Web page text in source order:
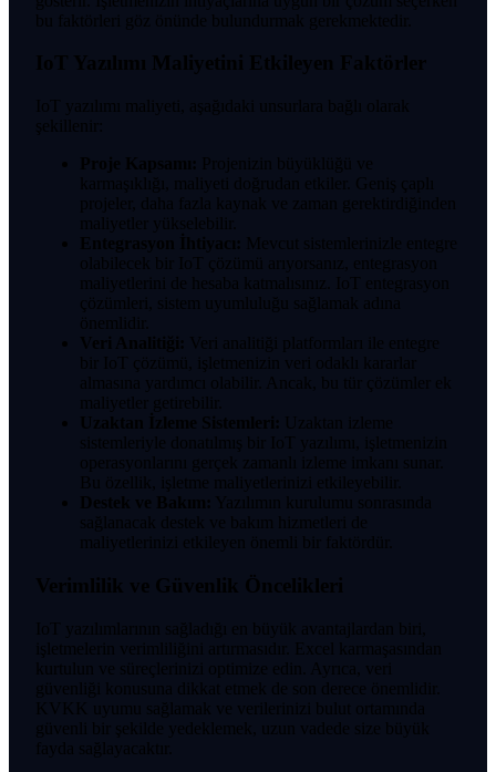
bu faktörleri göz önünde bulundurmak gerekmektedir.
IoT Yazılımı Maliyetini Etkileyen Faktörler
IoT yazılımı maliyeti, aşağıdaki unsurlara bağlı olarak
şekillenir:
Proje Kapsamı: Projenizin büyüklüğü ve
karmaşıklığı, maliyeti doğrudan etkiler. Geniş çaplı
projeler, daha fazla kaynak ve zaman gerektirdiğinden
maliyetler yükselebilir.
Entegrasyon İhtiyacı: Mevcut sistemlerinizle entegre
olabilecek bir IoT çözümü arıyorsanız, entegrasyon
maliyetlerini de hesaba katmalısınız. IoT entegrasyon
çözümleri, sistem uyumluluğu sağlamak adına
önemlidir.
Veri Analitiği: Veri analitiği platformları ile entegre
bir IoT çözümü, işletmenizin veri odaklı kararlar
almasına yardımcı olabilir. Ancak, bu tür çözümler ek
maliyetler getirebilir.
Uzaktan İzleme Sistemleri: Uzaktan izleme
sistemleriyle donatılmış bir IoT yazılımı, işletmenizin
operasyonlarını gerçek zamanlı izleme imkanı sunar.
Bu özellik, işletme maliyetlerinizi etkileyebilir.
Destek ve Bakım: Yazılımın kurulumu sonrasında
sağlanacak destek ve bakım hizmetleri de
maliyetlerinizi etkileyen önemli bir faktördür.
Verimlilik ve Güvenlik Öncelikleri
IoT yazılımlarının sağladığı en büyük avantajlardan biri,
işletmelerin verimliliğini artırmasıdır. Excel karmaşasından
kurtulun ve süreçlerinizi optimize edin. Ayrıca, veri
güvenliği konusuna dikkat etmek de son derece önemlidir.
KVKK uyumu sağlamak ve verilerinizi bulut ortamında
güvenli bir şekilde yedeklemek, uzun vadede size büyük
fayda sağlayacaktır.